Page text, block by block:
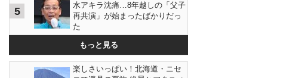
5
水アキラ沈痛…8年越しの「父子
再共演」が始まったばかりだっ
た
もっと見る
楽しさいっぱい！北海道・ニセ